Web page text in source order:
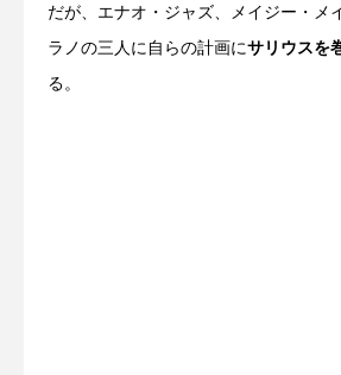
だが、エナオ・ジャズ、メイジー・メ
ラノの三人に自らの計画にサリウスを
る。